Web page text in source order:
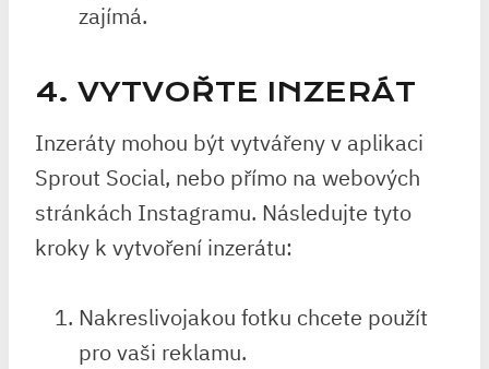
zajímá.
4. VYTVOŘTE INZERÁT
Inzeráty mohou být vytvářeny v aplikaci
Sprout Social, nebo přímo na webových
stránkách Instagramu. Následujte tyto
kroky k vytvoření inzerátu:
Nakreslivojakou fotku chcete použít
pro vaši reklamu.